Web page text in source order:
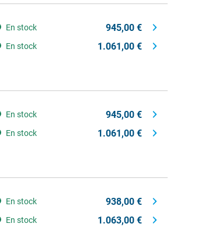
En stock 945,00 €
En stock 1.061,00 €
En stock 945,00 €
En stock 1.061,00 €
En stock 938,00 €
En stock 1.063,00 €